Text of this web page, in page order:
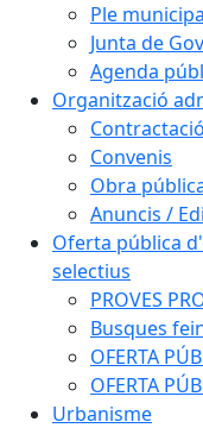
Ple
Junta de
Agenda
Organització
Convenis
Obra
Anuncis /
Oferta pública
selectius
PROVES
Busques
OFERTA
OFERTA
Urbanisme